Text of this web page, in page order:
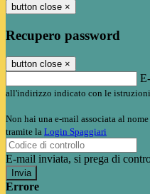
button close ×
Recupero password
button close ×
all'indirizzo indicato con le istruzioni
Non hai una e-mail associata al
tramite la Login Spaggiari
E-mail inviata, si prega di
Errore